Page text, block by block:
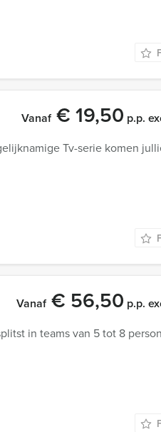
Vanaf€ 19,50 p.p.
Tv-serie komen
Vanaf€ 56,50 p.p.
in teams van 5 tot 8